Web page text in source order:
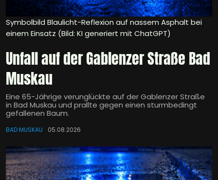
Symbolbild Blaulicht-Reflexion auf nassem Asphalt bei
einem Einsatz (Bild: KI generiert mit ChatGPT)
Unfall auf der Gablenzer Straße Bad
Muskau
Eine 65-Jährige verunglückte auf der Gablenzer Straße
in Bad Muskau und prallte gegen einen sturmbedingt
gefallenen Baum.
BAD MUSKAU 05.08.2026